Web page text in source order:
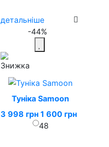
детальніше
-44%
Туніка Samoon
3 998 грн 1 600 грн
48